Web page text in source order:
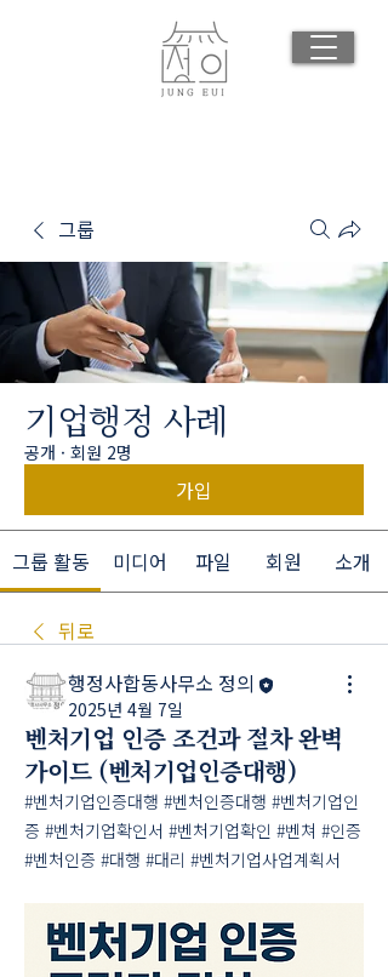
그룹
기업행정 사례
공개 · 회원 2명
가입
그룹 활동 미디어 파일 회원 소개
뒤로
행정사합동사무소 정의
2025년 4월 7일
벤처기업 인증 조건과 절차 완벽
가이드 (벤처기업인증대행)
#벤처기업인증대행 #벤처인증대행 #벤처기업인
증 #벤처기업확인서 #벤처기업확인 #벤쳐 #인증
#벤처인증 #대행 #대리 #벤처기업사업계획서